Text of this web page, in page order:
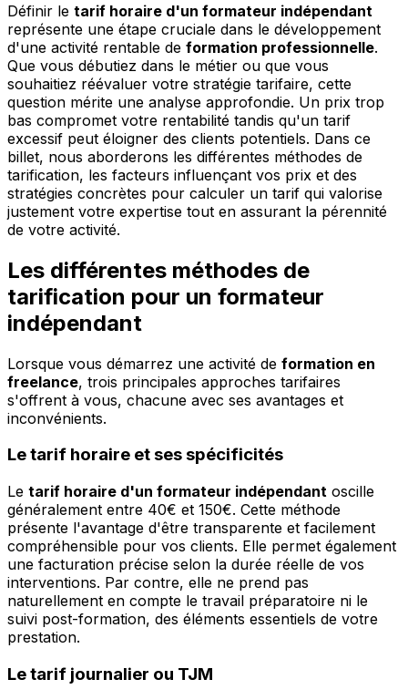
Définir le tarif horaire d'un formateur indépendant
représente une étape cruciale dans le développement
d'une activité rentable de formation professionnelle.
Que vous débutiez dans le métier ou que vous
souhaitiez réévaluer votre stratégie tarifaire, cette
question mérite une analyse approfondie. Un prix trop
bas compromet votre rentabilité tandis qu'un tarif
excessif peut éloigner des clients potentiels. Dans ce
billet, nous aborderons les différentes méthodes de
tarification, les facteurs influençant vos prix et des
stratégies concrètes pour calculer un tarif qui valorise
justement votre expertise tout en assurant la pérennité
de votre activité.
Les différentes méthodes de
tarification pour un formateur
indépendant
Lorsque vous démarrez une activité de formation en
freelance, trois principales approches tarifaires
s'offrent à vous, chacune avec ses avantages et
inconvénients.
Le tarif horaire et ses spécificités
Le tarif horaire d'un formateur indépendant oscille
généralement entre 40€ et 150€. Cette méthode
présente l'avantage d'être transparente et facilement
compréhensible pour vos clients. Elle permet également
une facturation précise selon la durée réelle de vos
interventions. Par contre, elle ne prend pas
naturellement en compte le travail préparatoire ni le
suivi post-formation, des éléments essentiels de votre
prestation.
Le tarif journalier ou TJM